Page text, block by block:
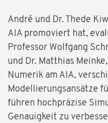
André und Dr. Thede
AIA promoviert hat,
Professor Wolfgang
und Dr. Matthias
Numerik am AIA,
Modellierungsansätze
führen hochpräzise
Genauigkeit zu